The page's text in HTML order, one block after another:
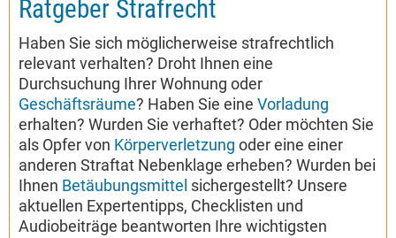
Ratgeber Strafrecht
Haben Sie sich möglicherweise strafrechtlich
relevant verhalten? Droht Ihnen eine
Durchsuchung Ihrer Wohnung oder
Geschäftsräume? Haben Sie eine Vorladung
erhalten? Wurden Sie verhaftet? Oder möchten Sie
als Opfer von Körperverletzung oder eine einer
anderen Straftat Nebenklage erheben? Wurden bei
Ihnen Betäubungsmittel sichergestellt? Unsere
aktuellen Expertentipps, Checklisten und
Audiobeiträge beantworten Ihre wichtigsten